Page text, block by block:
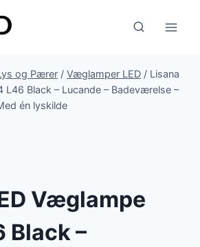
og Pærer / Væglamper LED / Lisana
L46 Black – Lucande – Badeværelse –
én lyskilde
Væglampe
Black –